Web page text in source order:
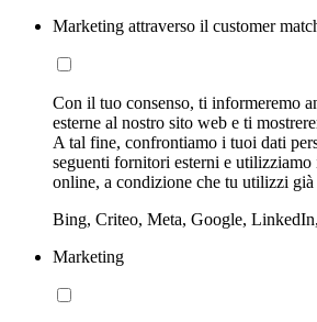
Marketing attraverso il customer
Con il tuo consenso, ti informeremo
esterne al nostro sito web e ti
A tal fine, confrontiamo i tuoi dati
seguenti fornitori esterni e
online, a condizione che tu utilizzi
Bing, Criteo, Meta, Google,
Marketing